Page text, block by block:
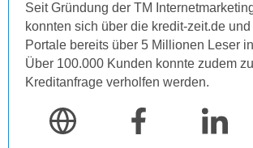
Seit Gründung der TM
konnten sich über die kredit-zeit.de
Portale bereits über 5 Millionen Leser
Über 100.000 Kunden konnte zudem
Kreditanfrage verholfen werden.